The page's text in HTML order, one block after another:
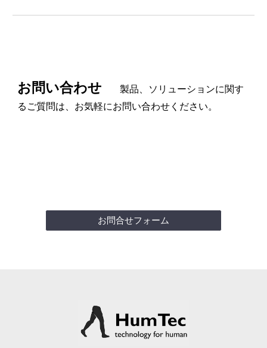
お問い合わせ
製品、ソリューションに関す
るご質問は、お気軽にお問い合わせください。
お問合せフォーム